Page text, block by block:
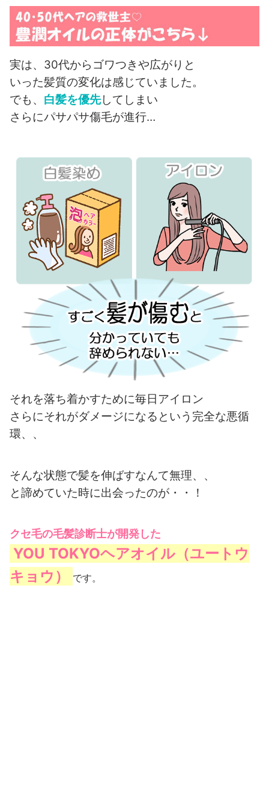
実は、30代からゴワつきや広がりと
いった髪質の変化は感じていました。
でも、 白髪を優先してしまい
さらにパサパサ傷毛が進行…
それを落ち着かすために毎日アイロン
さらにそれがダメージになるという完全な悪循
環、、
そんな状態で髪を伸ばすなんて無理、、
と諦めていた時に出会ったのが・・！
クセ毛の毛髪診断士が開発した
YOU TOKYOヘアオイル（ユートウ
キョウ）
です。